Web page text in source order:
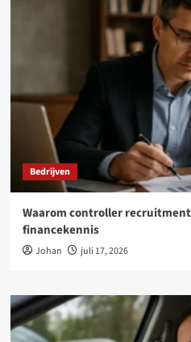
Bedrijven
Waarom controller
financekennis
Johan juli 17, 2026